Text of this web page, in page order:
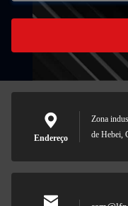
Endereço
Zona
de Hebei,